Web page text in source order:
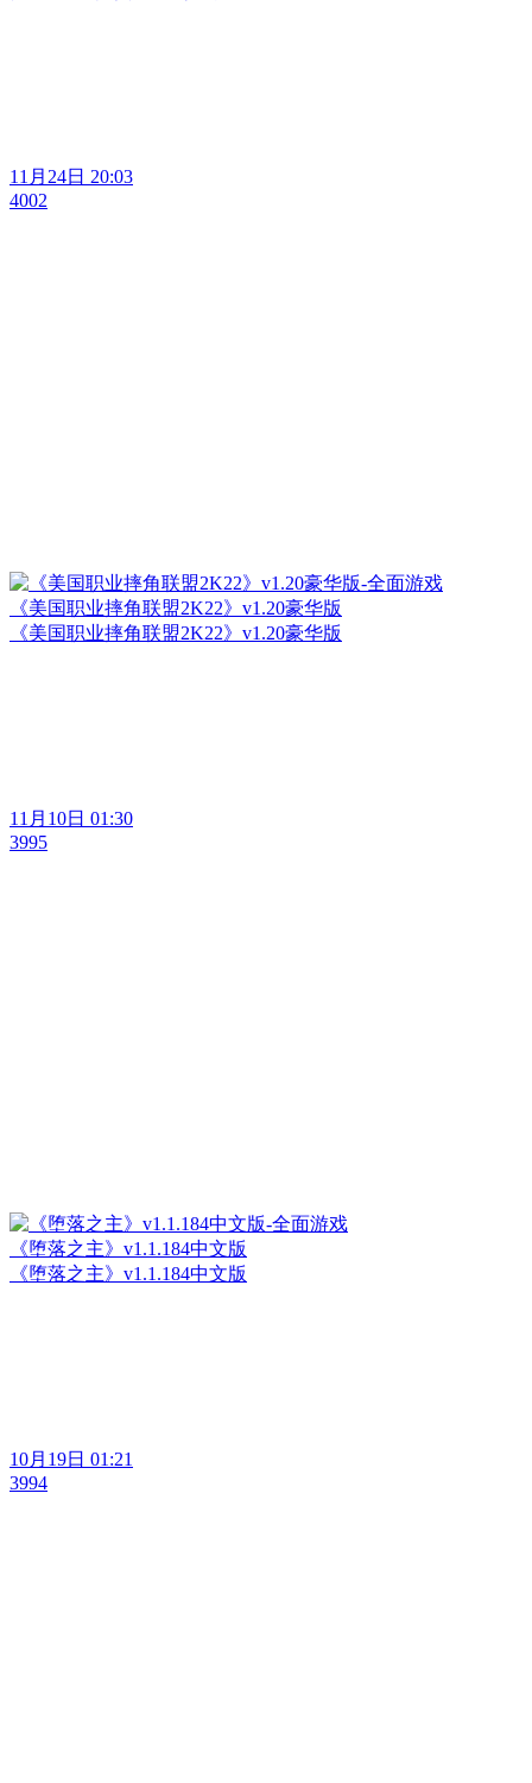
11月24日 20:03
4002
《美国职业摔角联盟2K22》v1.20豪华版
《美国职业摔角联盟2K22》v1.20豪华版
11月10日 01:30
3995
《堕落之主》v1.1.184中文版
《堕落之主》v1.1.184中文版
10月19日 01:21
3994